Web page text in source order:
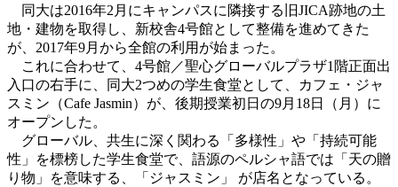
同大は2016年2月にキャンパスに隣接する旧JICA跡地の土
地・建物を取得し、新校舎4号館として整備を進めてきた
が、2017年9月から全館の利用が始まった。
これに合わせて、4号館／聖心グローバルプラザ1階正面出
入口の右手に、同大2つめの学生食堂として、カフェ・ジャ
スミン（Cafe Jasmin）が、後期授業初日の9月18日（月）に
オープンした。
グローバル、共生に深く関わる「多様性」や「持続可能
性」を標榜した学生食堂で、語源のペルシャ語では「天の贈
り物」を意味する、「ジャスミン」 が店名となっている。